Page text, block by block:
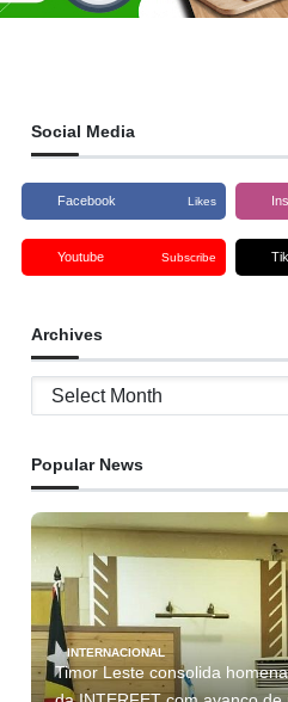
Social Media
Facebook Likes
Youtube Subscribe
Archives
Archives
Popular News
INTERNACIONAL
Timor Leste consolida